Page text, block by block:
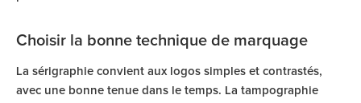
Choisir la bonne technique de marquage
La sérigraphie convient aux logos simples et contrastés,
avec une bonne tenue dans le temps. La tampographie